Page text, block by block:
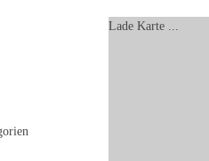
Lade Karte ...